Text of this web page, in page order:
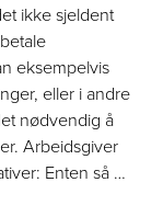
ikke sjeldent
eksempelvis
eller i andre
nødvendig å
Arbeidsgiver
Enten så …